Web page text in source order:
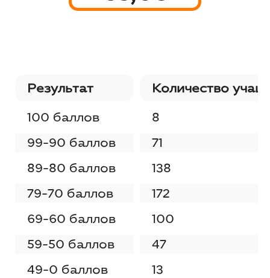
Результат Количество
100 баллов
8
99-90 баллов
71
89-80 баллов
138
79-70 баллов
172
69-60 баллов
100
59-50 баллов
47
49-0 баллов
13